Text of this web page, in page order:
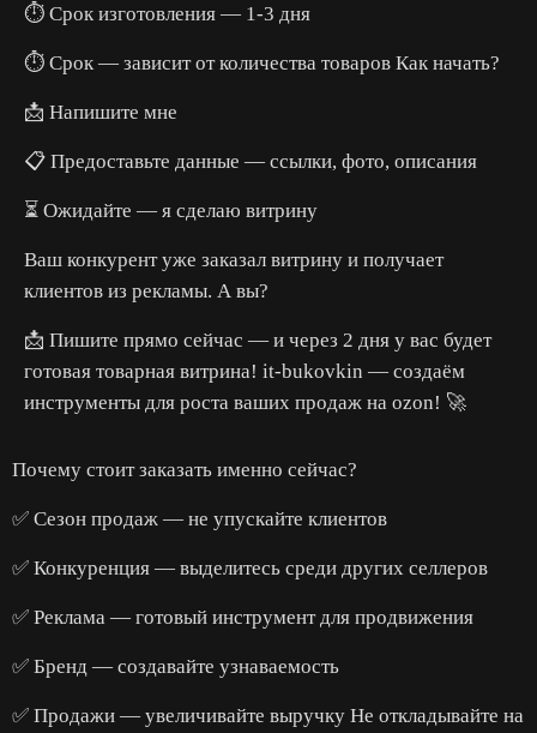
⏱️ Срок изготовления — 1-3 дня
⏱️ Срок — зависит от количества товаров Как начать?
📩 Напишите мне
📋 Предоставьте данные — ссылки, фото, описания
⏳ Ожидайте — я сделаю витрину
Ваш конкурент уже заказал витрину и получает
клиентов из рекламы. А вы?
📩 Пишите прямо сейчас — и через 2 дня у вас будет
готовая товарная витрина! it-bukovkin — создаём
инструменты для роста ваших продаж на ozon! 🚀
Почему стоит заказать именно сейчас?
✅ Сезон продаж — не упускайте клиентов
✅ Конкуренция — выделитесь среди других селлеров
✅ Реклама — готовый инструмент для продвижения
✅ Бренд — создавайте узнаваемость
✅ Продажи — увеличивайте выручку Не откладывайте на